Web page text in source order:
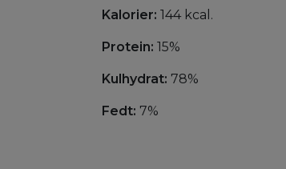
Kalorier: 144 kcal.
Protein: 15%
Kulhydrat: 78%
Fedt: 7%